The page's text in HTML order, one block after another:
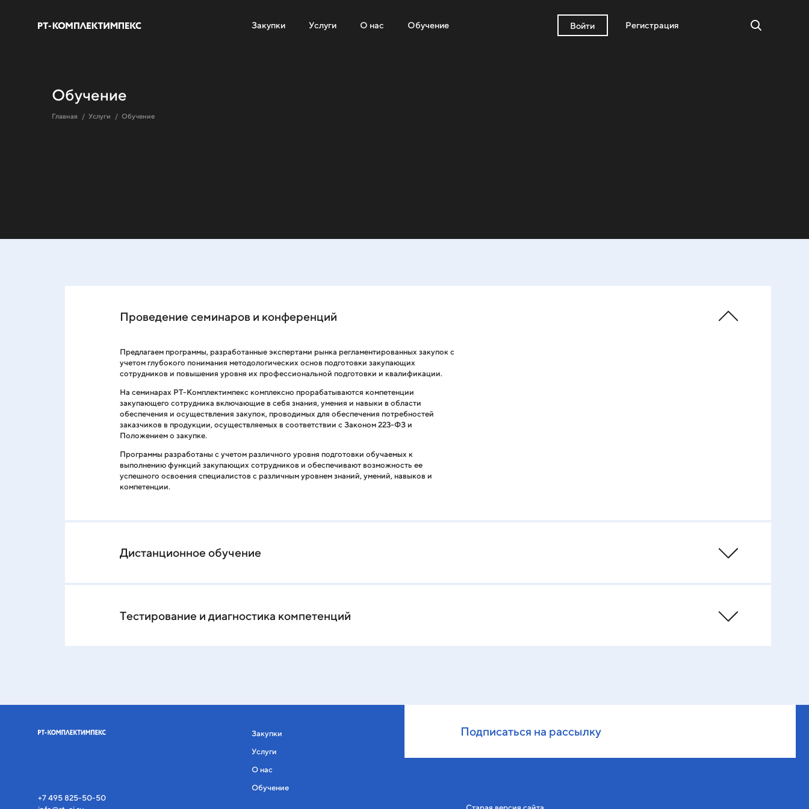
Закупки Услуги О нас Обучение Войти Регистрация
Обучение
Главная Услуги Обучение
Проведение семинаров и конференций
Предлагаем программы, разработанные экспертами рынка регламентированных закупок с
учетом глубокого понимания методологических основ подготовки закупающих
сотрудников и повышения уровня их профессиональной подготовки и квалификации.
На семинарах РТ-Комплектимпекс комплексно прорабатываются компетенции
закупающего сотрудника включающие в себя знания, умения и навыки в области
обеспечения и осуществления закупок, проводимых для обеспечения потребностей
заказчиков в продукции, осуществляемых в соответствии с Законом 223-ФЗ и
Положением о закупке.
Программы разработаны с учетом различного уровня подготовки обучаемых к
выполнению функций закупающих сотрудников и обеспечивают возможность ее
успешного освоения специалистов с различным уровнем знаний, умений, навыков и
компетенции.
Дистанционное обучение
Тестирование и диагностика компетенций
Закупки
Услуги
О нас
Обучение
Подписаться на рассылку
+7 495 825-50-50
Старая версия сайта